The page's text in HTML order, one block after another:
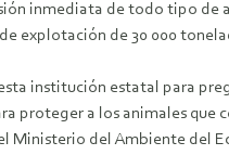
inmediata de todo tipo
explotación de 30 000
institución estatal para
proteger a los animales que
Ministerio del Ambiente del